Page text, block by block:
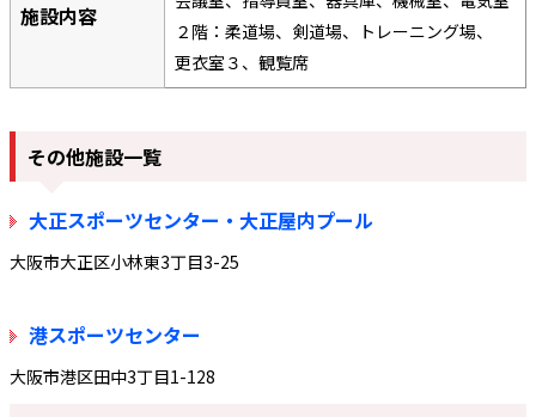
施設内容
２階：柔道場、剣道場、トレーニング場、
更衣室３、観覧席
その他施設一覧
大正スポーツセンター・大正屋内プール
大阪市大正区小林東3丁目3-25
港スポーツセンター
大阪市港区田中3丁目1-128